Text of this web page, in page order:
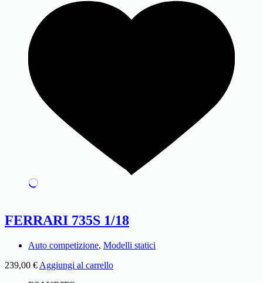
FERRARI 735S 1/18
Auto competizione, Modelli statici
239,00 € Aggiungi al carrello